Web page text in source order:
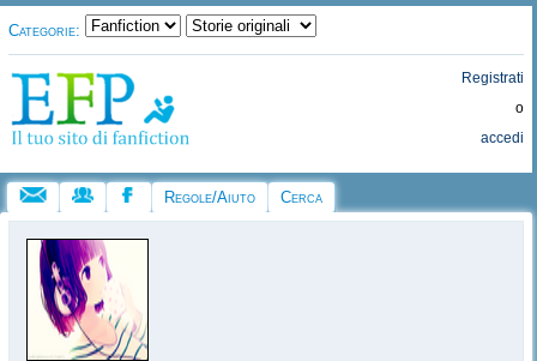
Categorie:
Registrati
o
accedi
Regole/Aiuto Cerca